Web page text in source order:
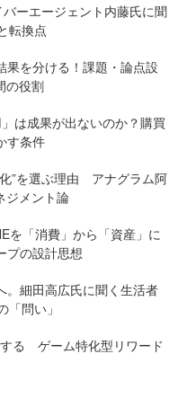
バーエージェント内藤氏に聞
転換点
果を分ける！課題・論点設
の役割
は成果が出ないのか？購買
す条件
”を選ぶ理由 アナグラム阿
ジメント論
を「消費」から「資産」に
プの設計思想
。細田高広氏に聞く生活者
問い」
る ゲーム特化型リワード